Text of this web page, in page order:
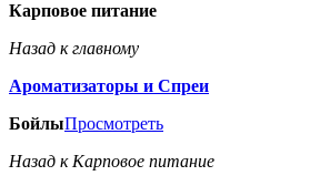
Карповое питание
Назад к главному
Ароматизаторы и Спреи
БойлыПросмотреть
Назад к Карповое питание